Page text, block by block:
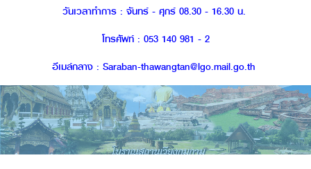
วันเวลาทำการ : จันทร์ - ศุกร์ 08.30 - 16.30 น.
โทรศัพท์ : 053 140 981 - 2
อีเมล์กลาง : Saraban-thawangtan@lgo.mail.go.th